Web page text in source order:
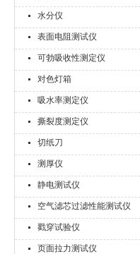
水分仪
表面电阻测试仪
可勃吸收性测定仪
对色灯箱
吸水率测定仪
撕裂度测定仪
切纸刀
测厚仪
静电测试仪
空气滤芯过滤性能测试仪
戳穿试验仪
页面拉力测试仪